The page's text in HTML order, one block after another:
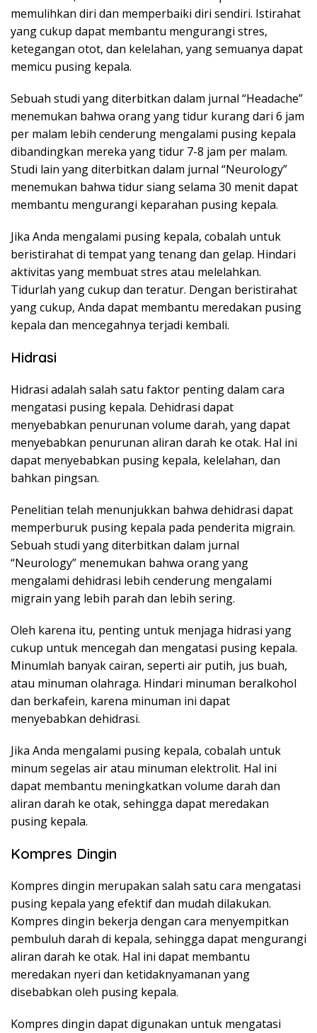
memulihkan diri dan memperbaiki diri sendiri. Istirahat
yang cukup dapat membantu mengurangi stres,
ketegangan otot, dan kelelahan, yang semuanya dapat
memicu pusing kepala.
Sebuah studi yang diterbitkan dalam jurnal “Headache”
menemukan bahwa orang yang tidur kurang dari 6 jam
per malam lebih cenderung mengalami pusing kepala
dibandingkan mereka yang tidur 7-8 jam per malam.
Studi lain yang diterbitkan dalam jurnal “Neurology”
menemukan bahwa tidur siang selama 30 menit dapat
membantu mengurangi keparahan pusing kepala.
Jika Anda mengalami pusing kepala, cobalah untuk
beristirahat di tempat yang tenang dan gelap. Hindari
aktivitas yang membuat stres atau melelahkan.
Tidurlah yang cukup dan teratur. Dengan beristirahat
yang cukup, Anda dapat membantu meredakan pusing
kepala dan mencegahnya terjadi kembali.
Hidrasi
Hidrasi adalah salah satu faktor penting dalam cara
mengatasi pusing kepala. Dehidrasi dapat
menyebabkan penurunan volume darah, yang dapat
menyebabkan penurunan aliran darah ke otak. Hal ini
dapat menyebabkan pusing kepala, kelelahan, dan
bahkan pingsan.
Penelitian telah menunjukkan bahwa dehidrasi dapat
memperburuk pusing kepala pada penderita migrain.
Sebuah studi yang diterbitkan dalam jurnal
“Neurology” menemukan bahwa orang yang
mengalami dehidrasi lebih cenderung mengalami
migrain yang lebih parah dan lebih sering.
Oleh karena itu, penting untuk menjaga hidrasi yang
cukup untuk mencegah dan mengatasi pusing kepala.
Minumlah banyak cairan, seperti air putih, jus buah,
atau minuman olahraga. Hindari minuman beralkohol
dan berkafein, karena minuman ini dapat
menyebabkan dehidrasi.
Jika Anda mengalami pusing kepala, cobalah untuk
minum segelas air atau minuman elektrolit. Hal ini
dapat membantu meningkatkan volume darah dan
aliran darah ke otak, sehingga dapat meredakan
pusing kepala.
Kompres Dingin
Kompres dingin merupakan salah satu cara mengatasi
pusing kepala yang efektif dan mudah dilakukan.
Kompres dingin bekerja dengan cara menyempitkan
pembuluh darah di kepala, sehingga dapat mengurangi
aliran darah ke otak. Hal ini dapat membantu
meredakan nyeri dan ketidaknyamanan yang
disebabkan oleh pusing kepala.
Kompres dingin dapat digunakan untuk mengatasi